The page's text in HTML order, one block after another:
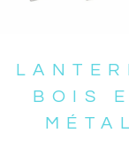
BOIS
MÉTAL